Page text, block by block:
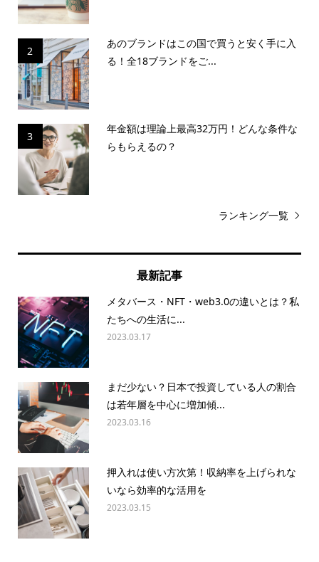
2
あのブランドはこの国で買うと安く手に入
る！全18ブランドをご...
3
年金額は理論上最高32万円！どんな条件な
らもらえるの？
ランキング一覧
最新記事
メタバース・NFT・web3.0の違いとは？私
たちへの生活に...
2023.03.17
まだ少ない？日本で投資している人の割合
は若年層を中心に増加傾...
2023.03.16
押入れは使い方次第！収納率を上げられな
いなら効率的な活用を
2023.03.15